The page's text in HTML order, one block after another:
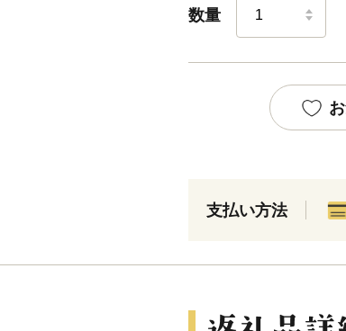
数量
支払い方法